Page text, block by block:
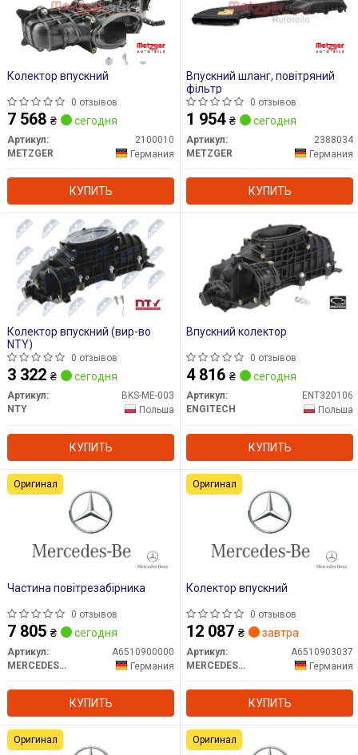
Колектор впускний
0 отзывов
7 568 ₴ сегодня
Артикул:
2100010
METZGER
Германия
КУПИТЬ
Впускний шланг, повітряний
фільтр
0 отзывов
1 954 ₴ сегодня
Артикул:
2388034
METZGER
Германия
КУПИТЬ
Колектор впускний (вир-во
NTY)
0 отзывов
3 322 ₴ сегодня
Артикул:
BKS-ME-003
NTY
Польша
КУПИТЬ
Впускний колектор
0 отзывов
4 816 ₴ сегодня
Артикул:
ENT320106
ENGITECH
Польша
КУПИТЬ
Частина повітрезабірника
0 отзывов
7 805 ₴ сегодня
Артикул:
A6510900000
MERCEDES-BENZ
Германия
КУПИТЬ
Оригинал
Колектор впускний
0 отзывов
12 087 ₴ завтра
Артикул:
A6510903037
MERCEDES-BENZ
Германия
КУПИТЬ
Оригинал
Оригинал Оригинал